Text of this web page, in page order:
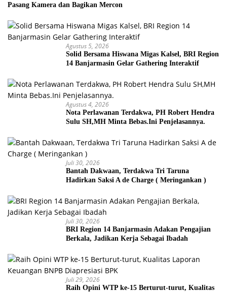
Pasang Kamera dan Bagikan Mercon
Agustus 5, 2026
Solid Bersama Hiswana Migas Kalsel, BRI Region
14 Banjarmasin Gelar Gathering Interaktif
Agustus 4, 2026
Nota Perlawanan Terdakwa, PH Robert Hendra
Sulu SH,MH Minta Bebas.Ini Penjelasannya.
Juli 30, 2026
Bantah Dakwaan, Terdakwa Tri Taruna
Hadirkan Saksi A de Charge ( Meringankan )
Juli 30, 2026
BRI Region 14 Banjarmasin Adakan Pengajian
Berkala, Jadikan Kerja Sebagai Ibadah
Juli 29, 2026
Raih Opini WTP ke-15 Berturut-turut, Kualitas